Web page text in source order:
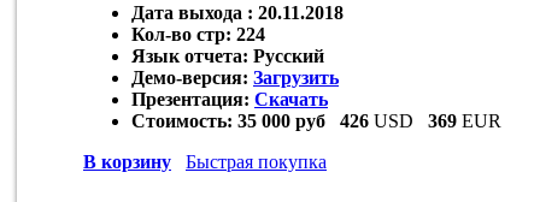
Дата выхода : 20.11.2018
Кол-во стр: 224
Язык отчета: Русский
Демо-версия: Загрузить
Презентация: Скачать
Стоимость: 35 000 руб 426 USD 369 EUR
В корзину
Быстрая покупка